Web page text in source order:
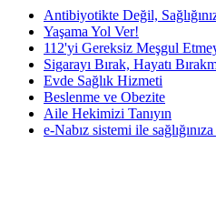
Antibiyotikte Değil,
Yaşama Yol Ver!
112'yi Gereksiz Meşgul
Sigarayı Bırak, Hayatı
Evde Sağlık Hizmeti
Beslenme ve Obezite
Aile Hekimizi Tanıyın
e-Nabız sistemi ile